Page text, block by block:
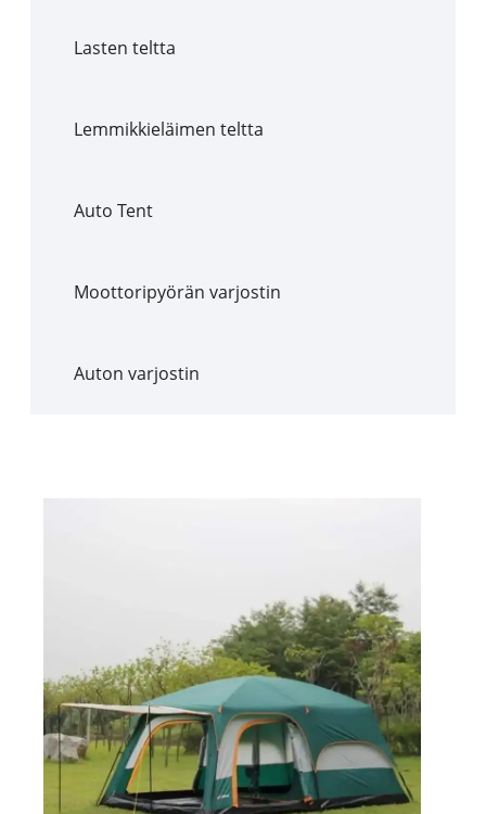
Lasten teltta
Lemmikkieläimen teltta
Auto Tent
Moottoripyörän varjostin
Auton varjostin